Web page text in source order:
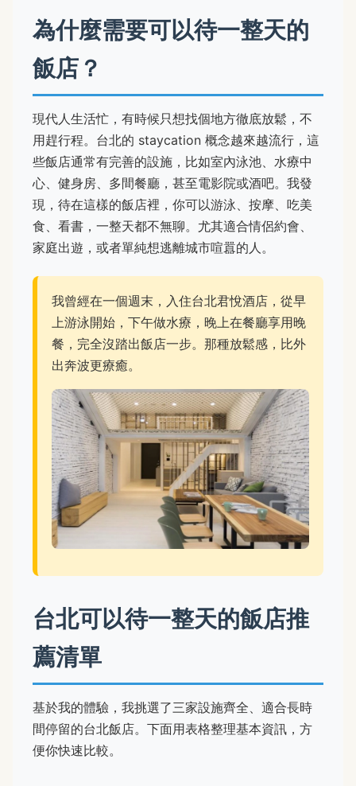
為什麼需要可以待一整天的
飯店？
現代人生活忙，有時候只想找個地方徹底放鬆，不
用趕行程。台北的 staycation 概念越來越流行，這
些飯店通常有完善的設施，比如室內泳池、水療中
心、健身房、多間餐廳，甚至電影院或酒吧。我發
現，待在這樣的飯店裡，你可以游泳、按摩、吃美
食、看書，一整天都不無聊。尤其適合情侶約會、
家庭出遊，或者單純想逃離城市喧囂的人。
我曾經在一個週末，入住台北君悅酒店，從早
上游泳開始，下午做水療，晚上在餐廳享用晚
餐，完全沒踏出飯店一步。那種放鬆感，比外
出奔波更療癒。
台北可以待一整天的飯店推
薦清單
基於我的體驗，我挑選了三家設施齊全、適合長時
間停留的台北飯店。下面用表格整理基本資訊，方
便你快速比較。